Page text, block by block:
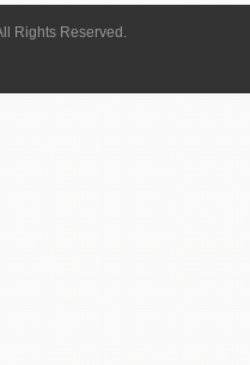
Rights Reserved.